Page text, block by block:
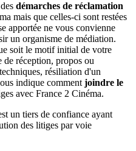
démarches de réclamation
mais que celles-ci sont restées
apportée ne vous convienne
un organisme de médiation.
soit le motif initial de votre
réception, propos ou
résiliation d'un
indique comment joindre le
avec France 2 Cinéma.
un tiers de confiance ayant
des litiges par voie